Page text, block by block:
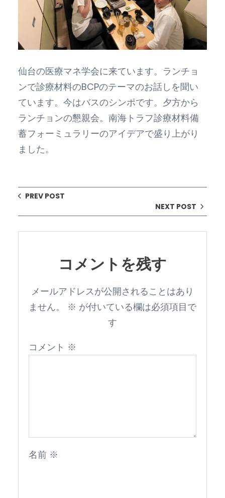
仙台の医療マネ学会に来ています。ランチョ
ンで診療材料のBCPのテーマのお話しを聞い
ています。今はバスのシンポです。夕方から
ランチョンの懇親会。南海トラフ診療材料備
蓄フォーミュラリーのアイデアで盛り上がり
ました。
PREV POST
NEXT POST
コメントを残す
メールアドレスが公開されることはあり
ません。
※ が付いている欄は必須項目で
す
コメント ※
名前 ※